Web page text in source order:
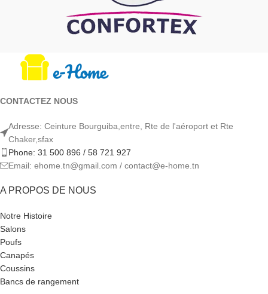
CONTACTEZ NOUS
Adresse: Ceinture Bourguiba,entre, Rte de l'aéroport et Rte
Chaker,sfax
Phone: 31 500 896 / 58 721 927
Email: ehome.tn@gmail.com / contact@e-home.tn
A PROPOS DE NOUS
Notre Histoire
Salons
Poufs
Canapés
Coussins
Bancs de rangement